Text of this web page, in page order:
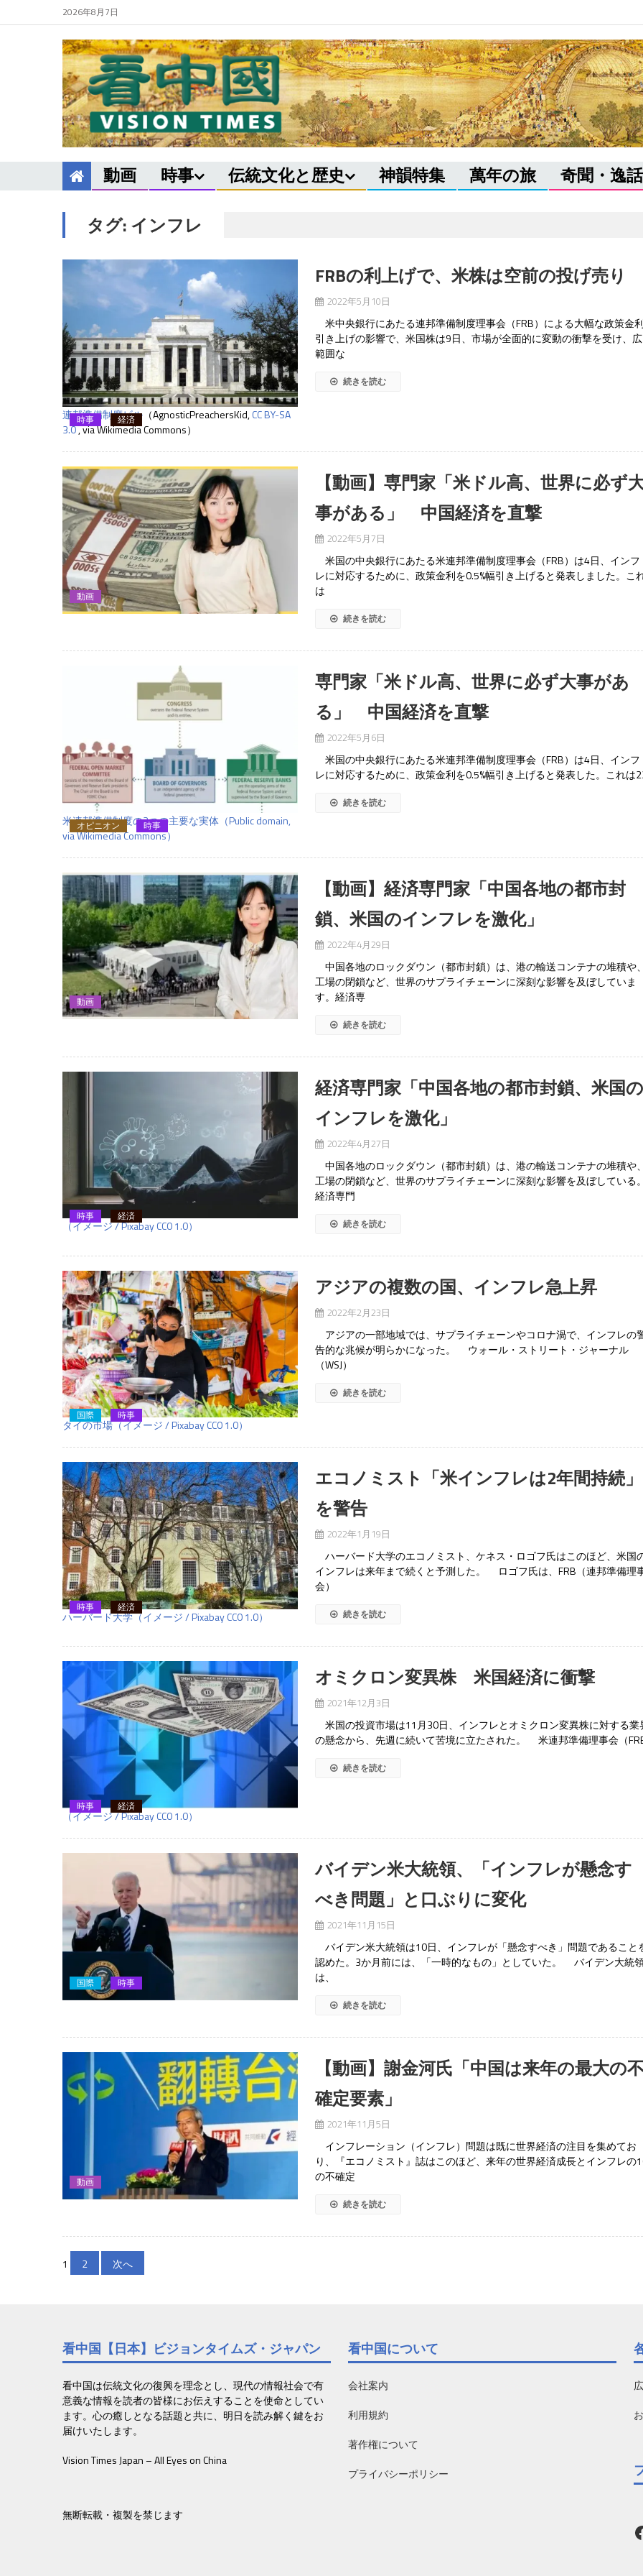
2026年8月7日
動画 時事 伝統文化と歴史 神韻特集 萬年の旅 奇聞・逸話
タグ:インフレ
連邦準備制度ビル （AgnosticPreachersKid,CC BY-SA
3.0, via Wikimedia Commons）
時事 経済
FRBの利上げで、米株は空前の投げ売り
2022年5月10日
米中央銀行にあたる連邦準備制度理事会（FRB）による大幅な政策金
引き上げの影響で、米国株は9日、市場が全面的に変動の衝撃を受け、広
範囲な
続きを読む
動画
【動画】専門家「米ドル高、世界に必ず
事がある」 中国経済を直撃
2022年5月7日
米国の中央銀行にあたる米連邦準備制度理事会（FRB）は4日、インフ
レに対応するために、政策金利を0.5%幅引き上げると発表しました。こ
は
続きを読む
米連邦準備制度の3つの主要な実体（Public domain,
via Wikimedia Commons）
オピニオン 時事
専門家「米ドル高、世界に必ず大事があ
る」 中国経済を直撃
2022年5月6日
米国の中央銀行にあたる米連邦準備制度理事会（FRB）は4日、インフ
レに対応するために、政策金利を0.5%幅引き上げると発表した。これは
続きを読む
動画
【動画】経済専門家「中国各地の都市封
鎖、米国のインフレを激化」
2022年4月29日
中国各地のロックダウン（都市封鎖）は、港の輸送コンテナの堆積や
工場の閉鎖など、世界のサプライチェーンに深刻な影響を及ぼしていま
す。経済専
続きを読む
（イメージ / Pixabay CC0 1.0）
時事 経済
経済専門家「中国各地の都市封鎖、米国
インフレを激化」
2022年4月27日
中国各地のロックダウン（都市封鎖）は、港の輸送コンテナの堆積や
工場の閉鎖など、世界のサプライチェーンに深刻な影響を及ぼしている
経済専門
続きを読む
タイの市場（イメージ / Pixabay CC0 1.0）
国際 時事
アジアの複数の国、インフレ急上昇
2022年2月23日
アジアの一部地域では、サプライチェーンやコロナ渦で、インフレの
告的な兆候が明らかになった。 ウォール・ストリート・ジャーナル
（WSJ）
続きを読む
ハーバード大学（イメージ / Pixabay CC0 1.0）
時事 経済
エコノミスト「米インフレは2年間持続」
を警告
2022年1月19日
ハーバード大学のエコノミスト、ケネス・ロゴフ氏はこのほど、米国
インフレは来年まで続くと予測した。 ロゴフ氏は、FRB（連邦準備理
会）
続きを読む
（イメージ / Pixabay CC0 1.0）
時事 経済
オミクロン変異株 米国経済に衝撃
2021年12月3日
米国の投資市場は11月30日、インフレとオミクロン変異株に対する業
の懸念から、先週に続いて苦境に立たされた。 米連邦準備理事会（
続きを読む
国際 時事
バイデン米大統領、「インフレが懸念す
べき問題」と口ぶりに変化
2021年11月15日
バイデン米大統領は10日、インフレが「懸念すべき」問題であること
認めた。3か月前には、「一時的なもの」としていた。 バイデン大統
は、
続きを読む
動画
【動画】謝金河氏「中国は来年の最大の
確定要素」
2021年11月5日
インフレーション（インフレ）問題は既に世界経済の注目を集めてお
り、『エコノミスト』誌はこのほど、来年の世界経済成長とインフレの
の不確定
続きを読む
投
ペ
ー
ジ
送
り
1 2 次へ
看中国【日本】ビジョンタイムズ・ジャパン
看中国は伝統文化の復興を理念とし、現代の情報社会で有
意義な情報を読者の皆様にお伝えすることを使命としてい
ます。心の癒しとなる話題と共に、明日を読み解く鍵をお
届けいたします。
Vision Times Japan – All Eyes on China
無断転載・複製を禁じます
看中国について
会社案内
利用規約
著作権について
プライバシーポリシー